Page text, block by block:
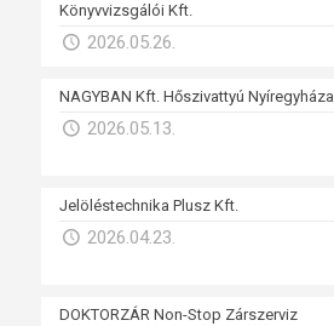
Könyvvizsgálói Kft.
2026.05.26.
NAGYBAN Kft. Hőszivattyú Nyíregyháza
2026.05.13.
Jelöléstechnika Plusz Kft.
2026.04.23.
DOKTORZÁR Non-Stop Zárszerviz